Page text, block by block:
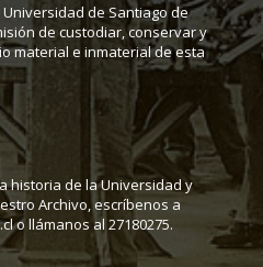
de Santiago de
de custodiar, conservar y
material e inmaterial de esta
historia de la Universidad y
Archivo, escríbenos a
o llámanos al 27180275.